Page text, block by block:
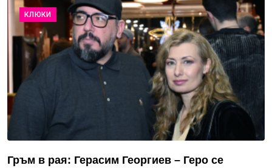
КЛЮКИ
Гръм в рая: Герасим Георгиев – Геро се